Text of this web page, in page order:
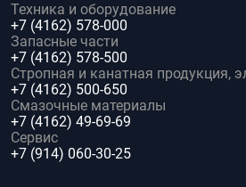
Техника и оборудование
+7 (4162) 578-000
Запасные части
+7 (4162) 578-500
Стропная и канатная продукция,
+7 (4162) 500-650
Смазочные материалы
+7 (4162) 49-69-69
Сервис
+7 (914) 060-30-25